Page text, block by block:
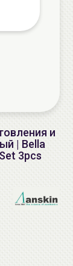
и
| Bella
3pcs